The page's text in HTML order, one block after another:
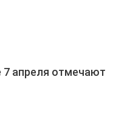
7 апреля отмечают